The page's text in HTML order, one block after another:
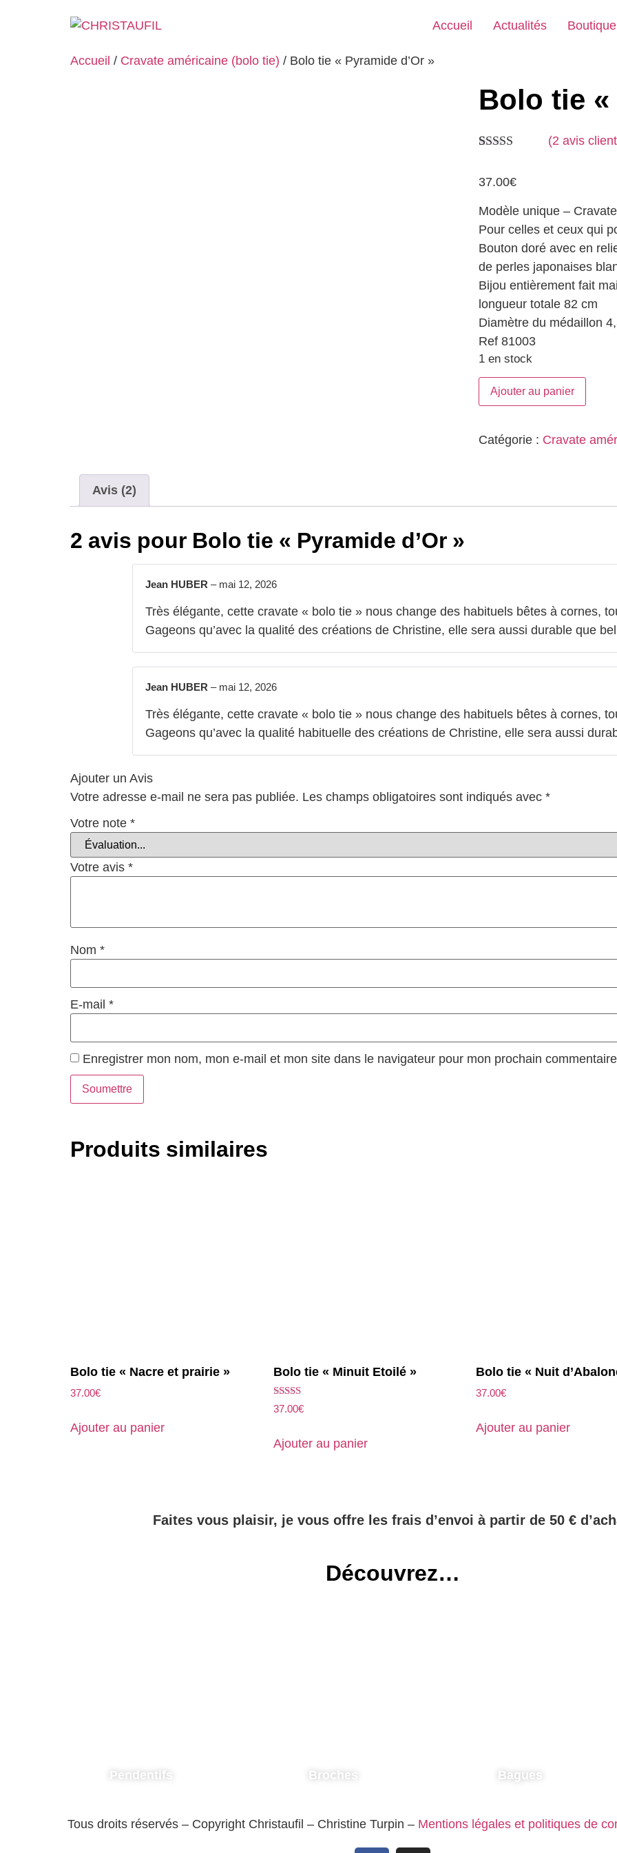
Accueil Actualités Boutique
Accueil / Cravate américaine (bolo tie) / Bolo tie « Pyramide d’Or »
Bolo tie «
surnotations
(2 avis
37.00€
Modèle unique –
Pour celles et ceux qui
Bouton doré avec en
de perles japonaises
Bijou entièrement fait
longueur totale 82 cm
Diamètre du médaillon
Ref 81003
1 en stock
Ajouter au panier
Catégorie : Cravate
Avis (2)
2 avis pour Bolo tie « Pyramide d’Or »
Jean HUBER – mai 12, 2026
Très élégante, cette cravate « bolo tie » nous change des habituels bêtes à cornes,
Gageons qu’avec la qualité des créations de Christine, elle sera aussi durable que
Jean HUBER – mai 12, 2026
Très élégante, cette cravate « bolo tie » nous change des habituels bêtes à cornes,
Gageons qu’avec la qualité habituelle des créations de Christine, elle sera aussi
Ajouter un Avis
Votre adresse e-mail ne sera pas publiée. Les champs obligatoires sont indiqués avec *
Votre note *
Votre avis *
Nom *
E-mail *
Enregistrer mon nom, mon e-mail et mon site dans le navigateur pour mon prochain
Produits similaires
Bolo tie « Nacre et prairie »
37.00€
Ajouter au panier
Bolo tie « Minuit Etoilé »
Note
5.00
37.00€
Ajouter au panier
Bolo tie « Nuit
37.00€
Ajouter au panier
Faites vous plaisir, je vous offre les frais d’envoi à partir de 50 €
Découvrez…
Pendentifs Broches Bagues
Tous droits réservés – Copyright Christaufil – Christine Turpin – Mentions légales et politiques de